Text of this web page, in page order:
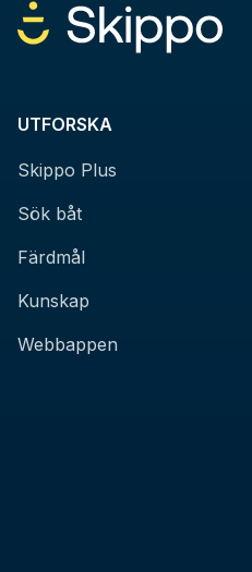
UTFORSKA
Skippo Plus
Sök båt
Färdmål
Kunskap
Webbappen